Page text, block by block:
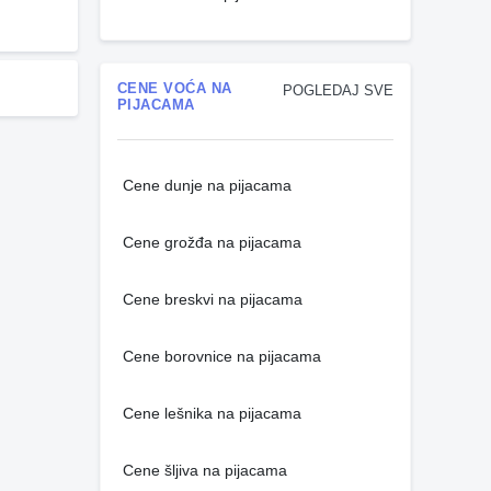
POGLEDAJ SVE
CENE VOĆA NA
PIJACAMA
Cene dunje na pijacama
Cene grožđa na pijacama
Cene breskvi na pijacama
Cene borovnice na pijacama
Cene lešnika na pijacama
Cene šljiva na pijacama